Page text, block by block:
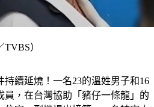
）
持續延燒！一名23的溫姓男子和16
員，在台灣協助「豬仔一條龍」的